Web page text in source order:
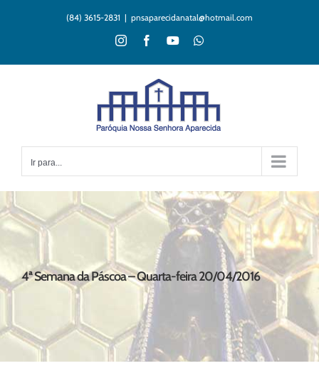
(84) 3615-2831 | pnsaparecidanatal@hotmail.com
InstagramFacebookYouTubeWhatsApp
Ir para...
4ª Semana da Páscoa – Quarta-feira 20/04/2016